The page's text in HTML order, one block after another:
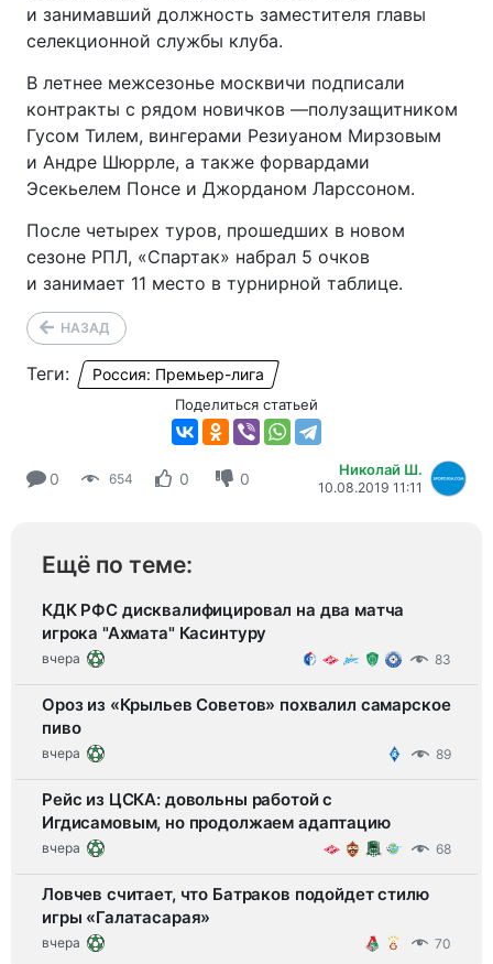
и занимавший должность заместителя главы
селекционной службы клуба.
В летнее межсезонье москвичи подписали
контракты с рядом новичков —полузащитником
Гусом Тилем, вингерами Резиуаном Мирзовым
и Андре Шюррле, а также форвардами
Эсекьелем Понсе и Джорданом Ларссоном.
После четырех туров, прошедших в новом
сезоне РПЛ, «Спартак» набрал 5 очков
и занимает 11 место в турнирной таблице.
НАЗАД
Теги: Россия: Премьер-лига
Поделиться статьей
0 654 0 0 Николай Ш.
10.08.2019 11:11
Ещё по теме:
КДК РФС дисквалифицировал на два матча
игрока "Ахмата" Касинтуру
вчера 83
Ороз из «Крыльев Советов» похвалил самарское
пиво
вчера 89
Рейс из ЦСКА: довольны работой с
Игдисамовым, но продолжаем адаптацию
вчера 68
Ловчев считает, что Батраков подойдет стилю
игры «Галатасарая»
вчера 70